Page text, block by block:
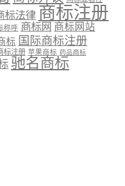
标法律 商标注册
称呼 商标网 商标网站
标 国际商标注册
标注册 苹果商标 药品商标
驰名商标